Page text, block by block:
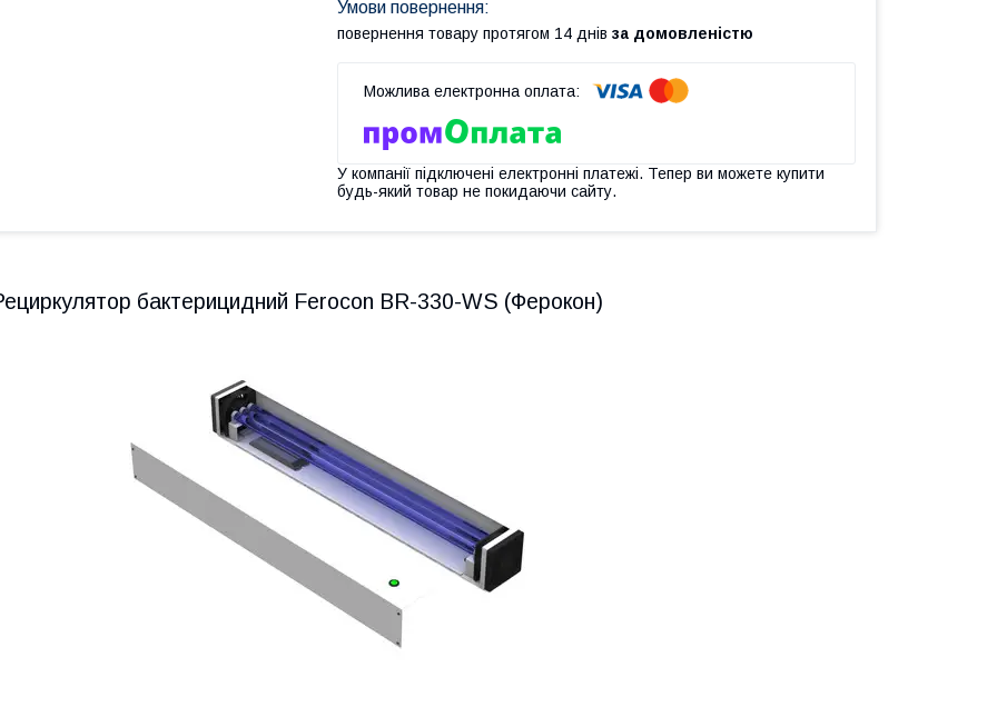
повернення товару протягом 14 днів за домовленістю
У компанії підключені електронні платежі. Тепер ви можете купити
будь-який товар не покидаючи сайту.
бактерицидний Ferocon BR-330-WS (Ферокон)